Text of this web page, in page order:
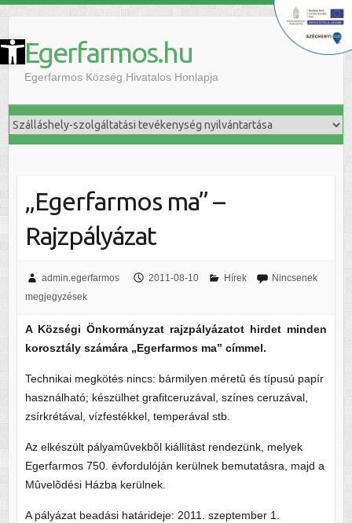
Eszköztár megnyitása Egerfarmos.hu
Egerfarmos Község Hivatalos Honlapja
„Egerfarmos ma” –
Rajzpályázat
admin.egerfarmos 2011-08-10 Hírek
Nincsenek
megjegyzések
A Községi Önkormányzat rajzpályázatot hirdet minden
korosztály számára „Egerfarmos ma” címmel.
Technikai megkötés nincs: bármilyen méretû és típusú papír
használható; készülhet grafitceruzával, színes ceruzával,
zsírkrétával, vízfestékkel, temperával stb.
Az elkészült pályamûvekbõl kiállítást rendezünk, melyek
Egerfarmos 750. évfordulóján kerülnek bemutatásra, majd a
Mûvelõdési Házba kerülnek.
A pályázat beadási határideje: 2011. szeptember 1.